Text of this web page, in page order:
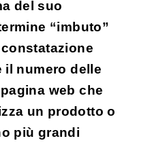
del suo
“imbuto”
il numero delle
web che
un prodotto o
più grandi